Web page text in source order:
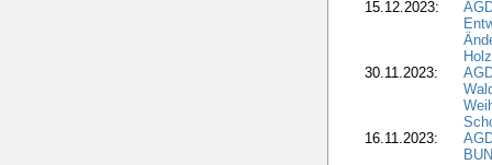
15.12.2023:
30.11.2023:
16.11.2023: